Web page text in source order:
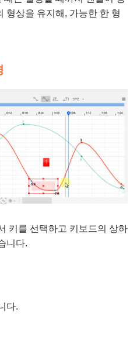
형상을 유지해, 가능한 한 형
키를 선택하고 키보드의 상하
니다.
다.